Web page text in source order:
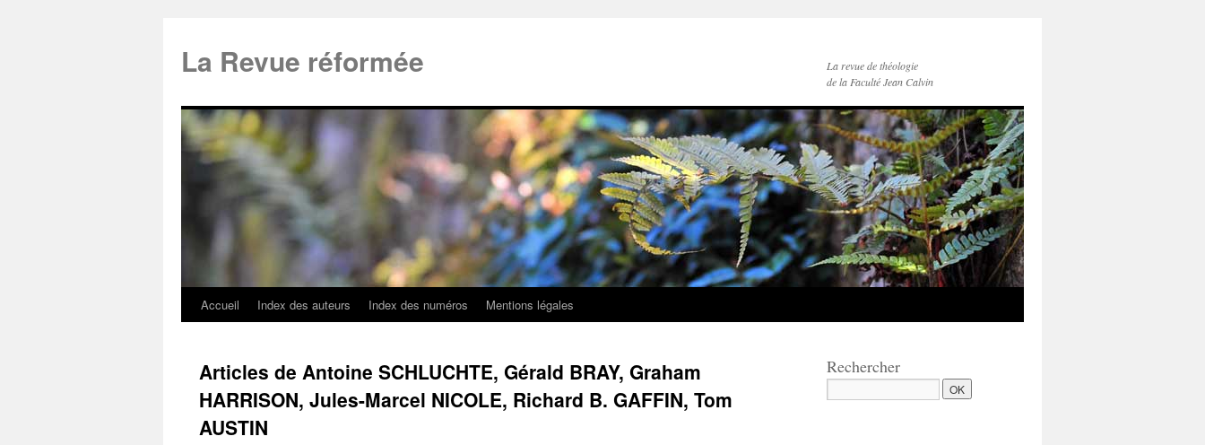
La Revue réformée
La revue de théologie
de la Faculté Jean Calvin
Accueil Index des auteurs Index des numéros Mentions légales
Articles de Antoine SCHLUCHTE, Gérald BRAY, Graham
HARRISON, Jules-Marcel NICOLE, Richard B. GAFFIN, Tom
AUSTIN
Rechercher